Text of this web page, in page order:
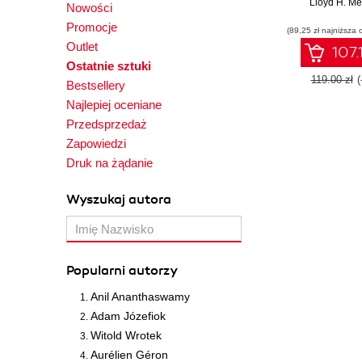
Nowości
Promocje
Outlet
Ostatnie sztuki
Bestsellery
Najlepiej oceniane
Przedsprzedaż
Zapowiedzi
Druk na żądanie
Wyszukaj autora
Popularni autorzy
Anil Ananthaswamy
Adam Józefiok
Witold Wrotek
Aurélien Géron
Java
teaching
automate
testing using
Fast-paced
Lloyd H.
(89,25 zł najniższa
119.00 zł